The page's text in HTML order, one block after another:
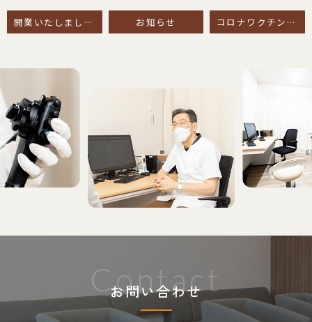
開業いたしました。 お知らせ コロナワクチン予防接種について
Contact
お問い合わせ